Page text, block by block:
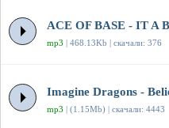
ACE OF BASE - IT A
mp3 | 468.13Kb | скачали: 376
Imagine Dragons -
mp3 | (1.15Mb) | скачали: 4443